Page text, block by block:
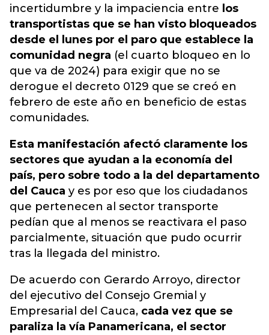
incertidumbre y la impaciencia entre los
transportistas que se han visto bloqueados
desde el lunes por el paro que establece la
comunidad negra (el cuarto bloqueo en lo
que va de 2024) para exigir que no se
derogue el decreto 0129 que se creó en
febrero de este año en beneficio de estas
comunidades.
Esta manifestación afectó claramente los
sectores que ayudan a la economía del
país, pero sobre todo a la del departamento
del Cauca y es por eso que los ciudadanos
que pertenecen al sector transporte
pedían que al menos se reactivara el paso
parcialmente, situación que pudo ocurrir
tras la llegada del ministro.
De acuerdo con Gerardo Arroyo, director
del ejecutivo del Consejo Gremial y
Empresarial del Cauca, cada vez que se
paraliza la vía Panamericana, el sector